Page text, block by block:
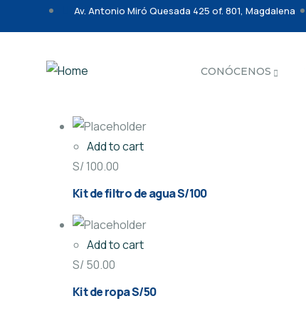
Av. Antonio Miró Quesada 425 of. 801, Magdalena
CONÓCENOS
Add to cart
S/ 100.00
Kit de filtro de agua S/100
Add to cart
S/ 50.00
Kit de ropa S/50